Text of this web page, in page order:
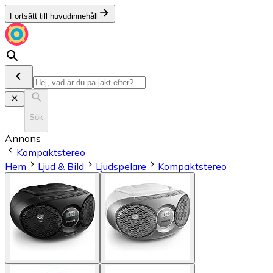
Fortsätt till huvudinnehåll
Sök
Annons
Kompaktstereo
Hem
Ljud & Bild Ljudspelare Kompaktstereo